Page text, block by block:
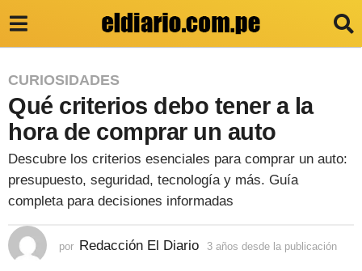
3
a
ñ
o
s
d
e
s
CURIOSIDADES
Qué criterios debo tener a la
hora de comprar un auto
Descubre los criterios esenciales para comprar un auto:
presupuesto, seguridad, tecnología y más. Guía
completa para decisiones informadas
por Redacción El Diario 3 años desde la publicación